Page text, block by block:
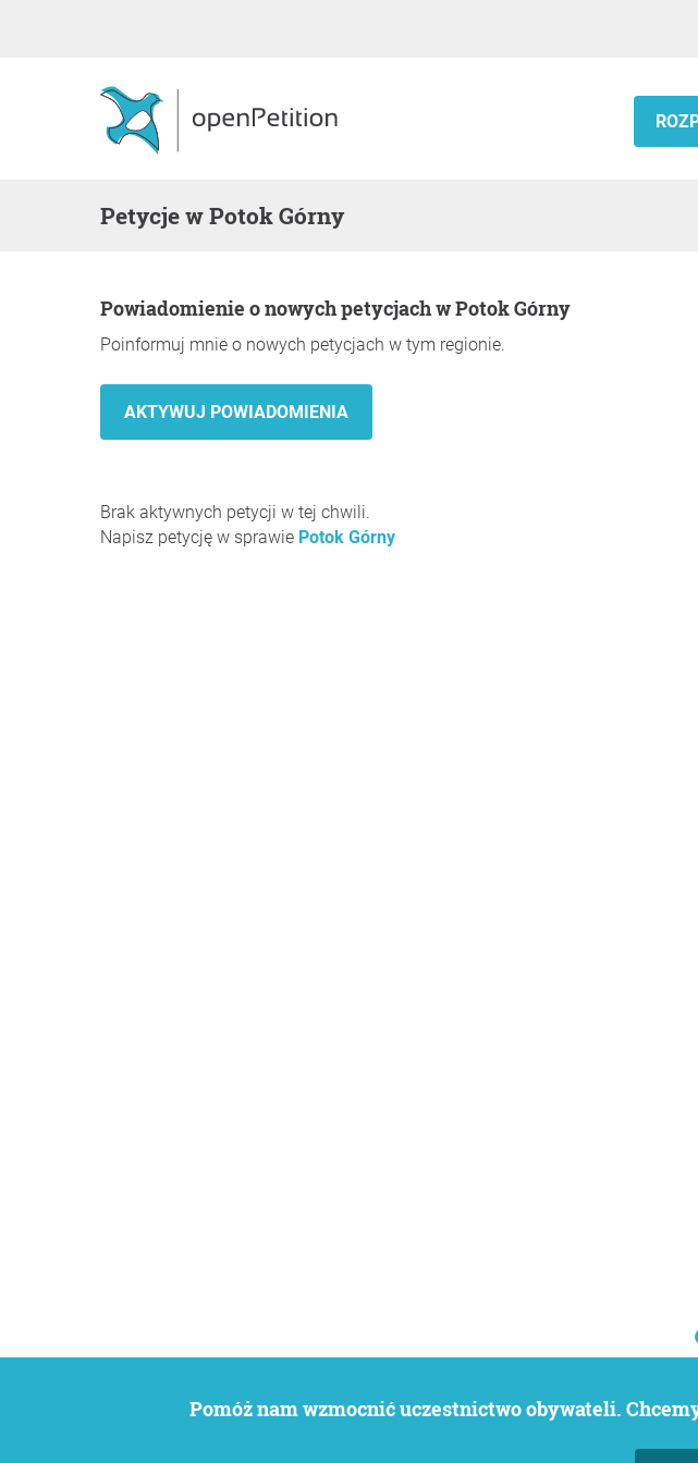
Petycje w Potok Górny
Powiadomienie o nowych petycjach w Potok Górny
Poinformuj mnie o nowych petycjach w tym regionie.
Brak aktywnych petycji w tej chwili.
Napisz petycję w sprawie Potok Górny
Pomóż nam wzmocnić uczestnictwo obywateli.